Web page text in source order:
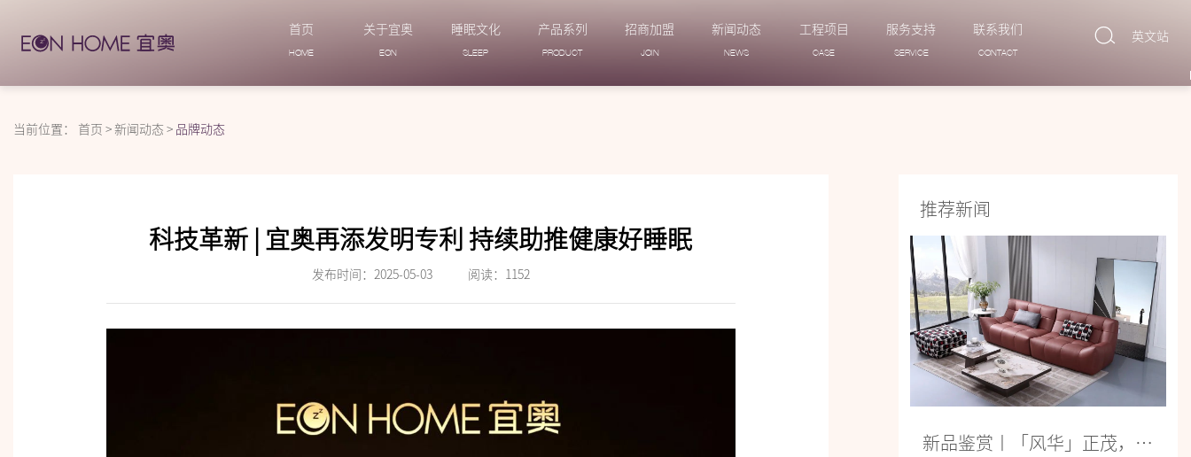
首页
HOME
关于宜奥
EON
睡眠文化
SLEEP
产品系列
PRODUCT
招商加盟
JOIN
新闻动态
NEWS
工程项目
CASE
服务支持
SERVICE
联系我们
CONTACT
英文站
当前位置： 首页 >新闻动态 > 品牌动态
科技革新 | 宜奥再添发明专利 持续助推健康好睡眠
发布时间：2025-05-03 阅读： 1152
推荐新闻
新品鉴赏丨「风华」正茂，品味灿烂芳华